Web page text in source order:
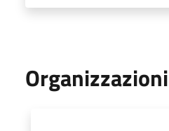
Organizzazioni